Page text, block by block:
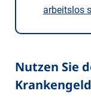
arbeitslos
Nutzen Sie